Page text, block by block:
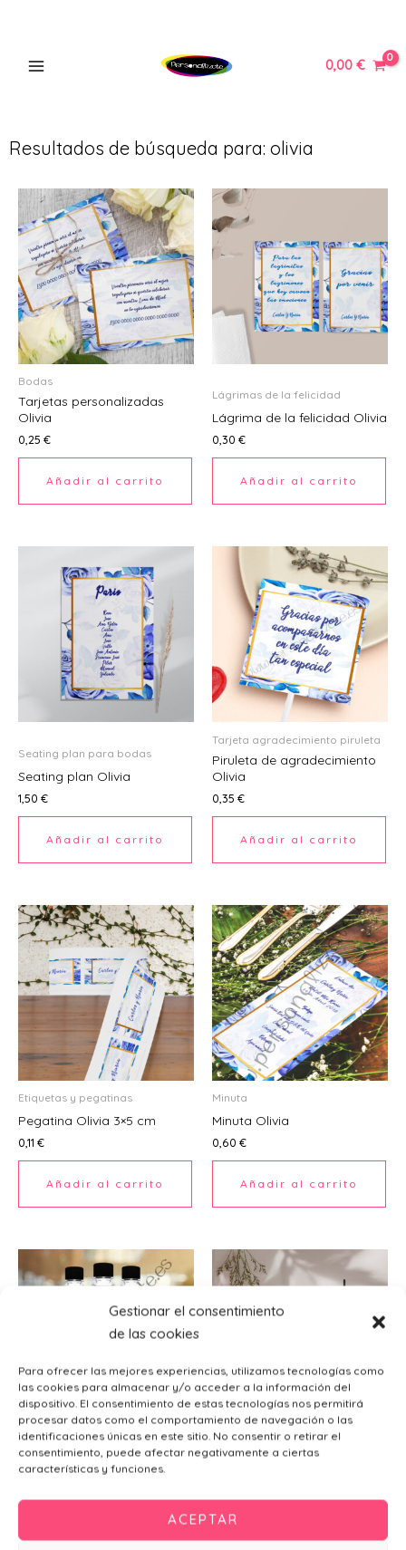
Gestionar el consentimiento
de las cookies
Para ofrecer las mejores experiencias, utilizamos tecnologías como
las cookies para almacenar y/o acceder a la información del
dispositivo. El consentimiento de estas tecnologías nos permitirá
procesar datos como el comportamiento de navegación o las
identificaciones únicas en este sitio. No consentir o retirar el
consentimiento, puede afectar negativamente a ciertas
características y funciones.
ACEPTAR
0,00 €
Resultados de búsqueda para: olivia
Bodas
Tarjetas personalizadas
Olivia
0,25 €
Añadir al carrito
Lágrimas de la felicidad
Lágrima de la felicidad Olivia
0,30 €
Añadir al carrito
Seating plan para bodas
Seating plan Olivia
1,50 €
Añadir al carrito
Tarjeta agradecimiento piruleta
Piruleta de agradecimiento
Olivia
0,35 €
Añadir al carrito
Etiquetas y pegatinas
Pegatina Olivia 3×5 cm
0,11 €
Añadir al carrito
Minuta
Minuta Olivia
0,60 €
Añadir al carrito
Etiquetas y pegatinas
Pegatina para botellas de
0,40€
Añadir al carrito
Bengalas de boda
0,45€
Añadir al carrito